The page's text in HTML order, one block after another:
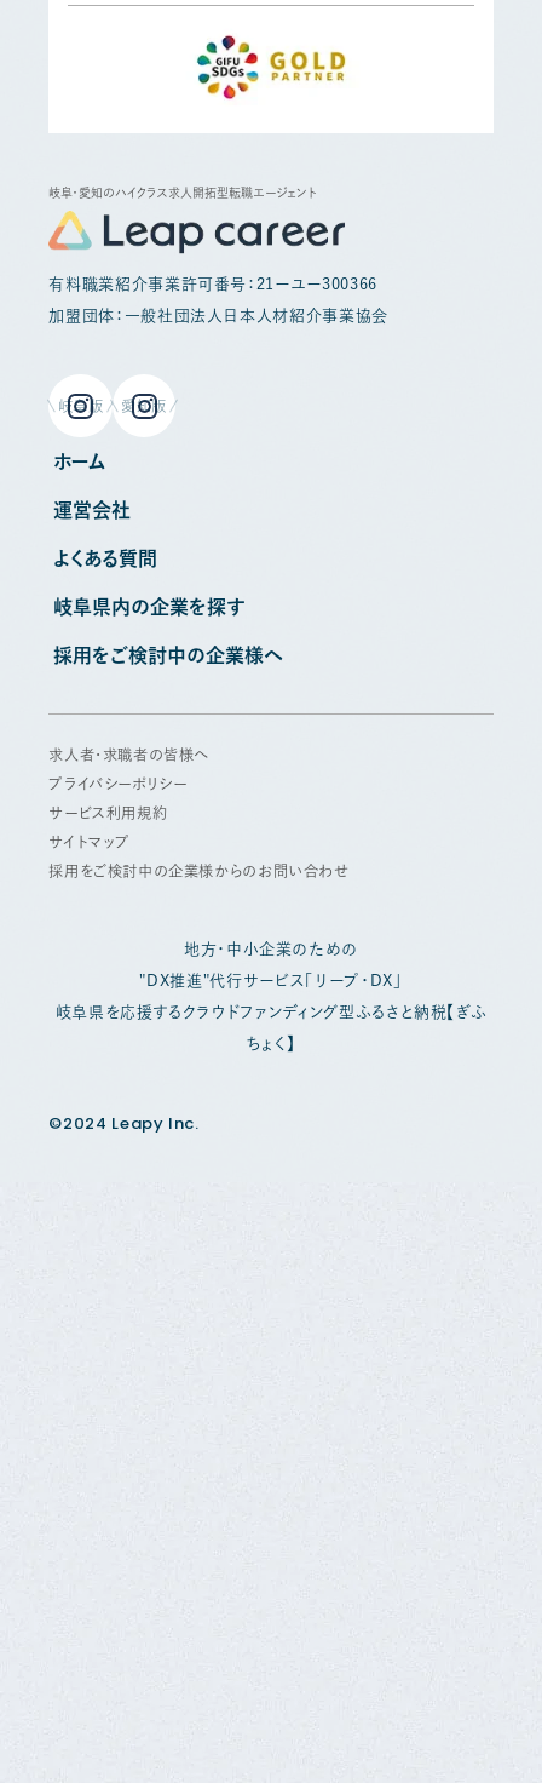
岐阜・愛知のハイクラス求人開拓型転職エージェント
有料職業紹介事業許可番号：21ーユー300366
加盟団体：一般社団法人日本人材紹介事業協会
岐阜版 愛知版
ホーム
運営会社
よくある質問
岐阜県内の企業を探す
採用をご検討中の企業様へ
求人者・求職者の皆様へ
プライバシーポリシー
サービス利用規約
サイトマップ
採用をご検討中の企業様からのお問い合わせ
地方・中小企業のための
"DX推進"代行サービス「リープ・DX」
岐阜県を応援するクラウドファンディング型ふるさと納税【ぎふ
ちょく】
©2024 Leapy Inc.